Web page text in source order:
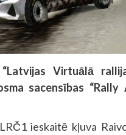
Virtuālā
sacensības “Rally
ieskaitē kļuva